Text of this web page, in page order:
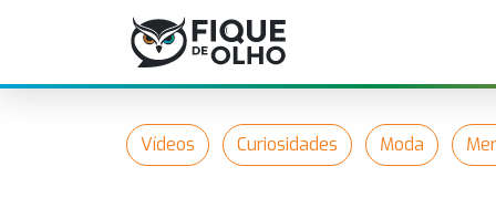
Vídeos Curiosidades Moda